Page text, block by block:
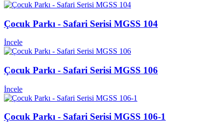
Çocuk Parkı - Safari Serisi MGSS 104
İncele
Çocuk Parkı - Safari Serisi MGSS 106
İncele
Çocuk Parkı - Safari Serisi MGSS 106-1